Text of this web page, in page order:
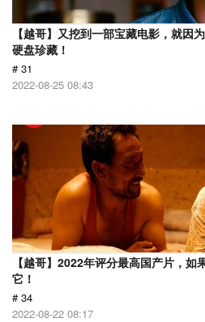
【越哥】又挖到一部宝藏电影，就因
硬盘珍藏！
# 31
2022-08-25 08:43
【越哥】2022年评分最高国产片，
它！
# 34
2022-08-22 08:17